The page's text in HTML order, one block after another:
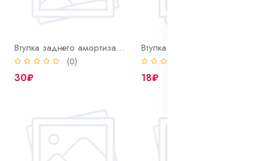
Втулка заднего амортизатора 2108 (разрезная)
(0)
30₽ 18₽